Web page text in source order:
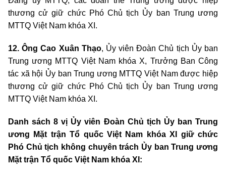
thương cử giữ chức Phó Chủ tịch Ủy ban Trung ương
MTTQ Việt Nam khóa XI.
12. Ông Cao Xuân Thạo, Ủy viên Đoàn Chủ tịch Ủy ban
Trung ương MTTQ Việt Nam khóa X, Trưởng Ban Công
tác xã hội Ủy ban Trung ương MTTQ Việt Nam được hiệp
thương cử giữ chức Phó Chủ tịch Ủy ban Trung ương
MTTQ Việt Nam khóa XI.
Danh sách 8 vị Ủy viên Đoàn Chủ tịch Ủy ban Trung
ương Mặt trận Tổ quốc Việt Nam khóa XI giữ chức
Phó Chủ tịch không chuyên trách Ủy ban Trung ương
Mặt trận Tổ quốc Việt Nam khóa XI: